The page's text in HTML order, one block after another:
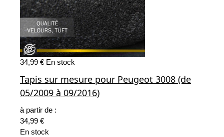
34,99 € En stock
Tapis sur mesure pour Peugeot 3008 (de
05/2009 à 09/2016)
à partir de :
34,99 €
En stock